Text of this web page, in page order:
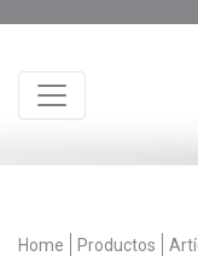
Home Productos